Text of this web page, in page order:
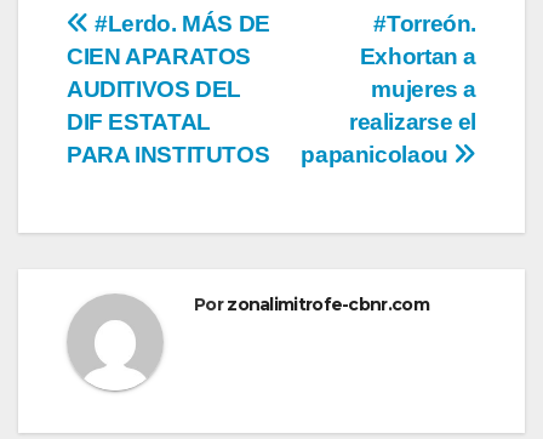
Navegación
de
entradas
#Torreón.
Exhortan a
mujeres a
realizarse el
papanicolaou
#Lerdo. MÁS DE
CIEN APARATOS
AUDITIVOS DEL
DIF ESTATAL
PARA INSTITUTOS
Porzonalimitrofe-cbnr.com